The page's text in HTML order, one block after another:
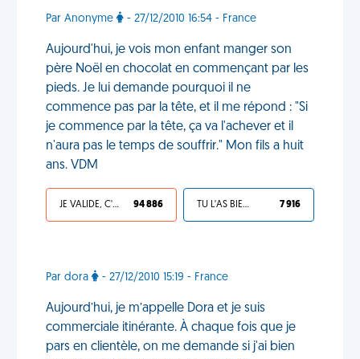
Par Anonyme - 27/12/2010 16:54 - France
Aujourd'hui, je vois mon enfant manger son
père Noël en chocolat en commençant par les
pieds. Je lui demande pourquoi il ne
commence pas par la tête, et il me répond : "Si
je commence par la tête, ça va l'achever et il
n'aura pas le temps de souffrir." Mon fils a huit
ans. VDM
JE VALIDE, C'EST UNE VDM 94 886 TU L'AS BIEN MÉRITÉ 7 916
Par dora - 27/12/2010 15:19 - France
Aujourd’hui, je m’appelle Dora et je suis
commerciale itinérante. À chaque fois que je
pars en clientèle, on me demande si j'ai bien